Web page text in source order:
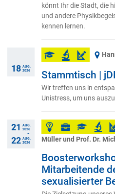
könnt Ihr die Stadt, die
und andere
kennen lernen.
18 AUG.
2026
Stammtisch |
Wir treffen uns in
Unistress, um uns
21
AUG.
2026
–
22 AUG.
2026
Müller und Prof. Dr.
Mitarbeitende
sexualisierter